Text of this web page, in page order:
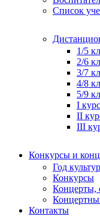
Список
1/5
2/6
3/7
4/8
5/9
I курс
II
III
Конкурсы и
Год
Конкурсы
Концерты,
Контакты